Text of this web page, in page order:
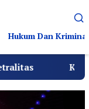
Hukum Dan Kriminal
Angkatan